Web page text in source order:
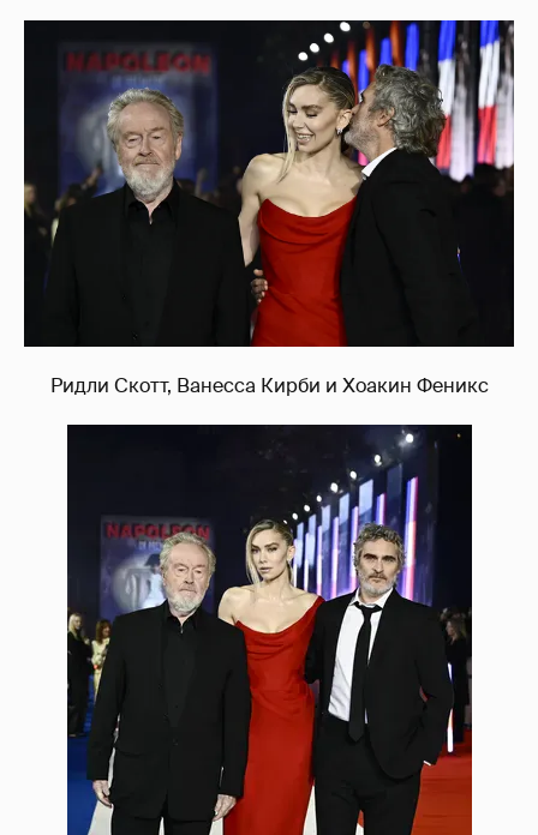
Ридли Скотт, Ванесса Кирби и Хоакин Феникс